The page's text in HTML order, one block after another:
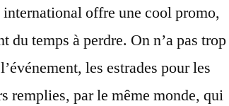
offre une cool promo,
du temps à perdre. On n’a pas trop
les estrades pour les
remplies, par le même monde, qui